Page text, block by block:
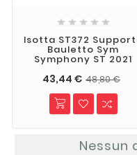
    
Isotta ST372
Bauletto Sym
Symphony ST 2021
43,44 € 48,80 €